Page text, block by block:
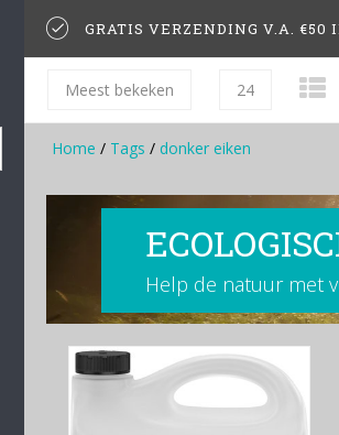
GRATIS VERZENDING V.A. €50
Meest bekeken 24
Home / Tags / donker eiken
Help de natuur met